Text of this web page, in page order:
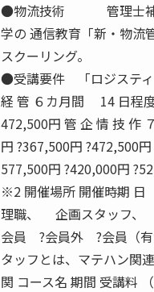
●物流技術 管理士補 ス
学の 通信教育「新・物流
スクーリング。
●受講要件 「ロジスティ
経 管 ６カ月間 14 日程度
472,500円 管 企 情 技 作
円 ?367,500円 ?472,500
577,500円 ?420,000円
※2 開催場所 開催時期
理職、 企画スタッフ
会員 ?会員外 ?会員（有
タッフとは、マテハン関
関 コース名 期間 受講料